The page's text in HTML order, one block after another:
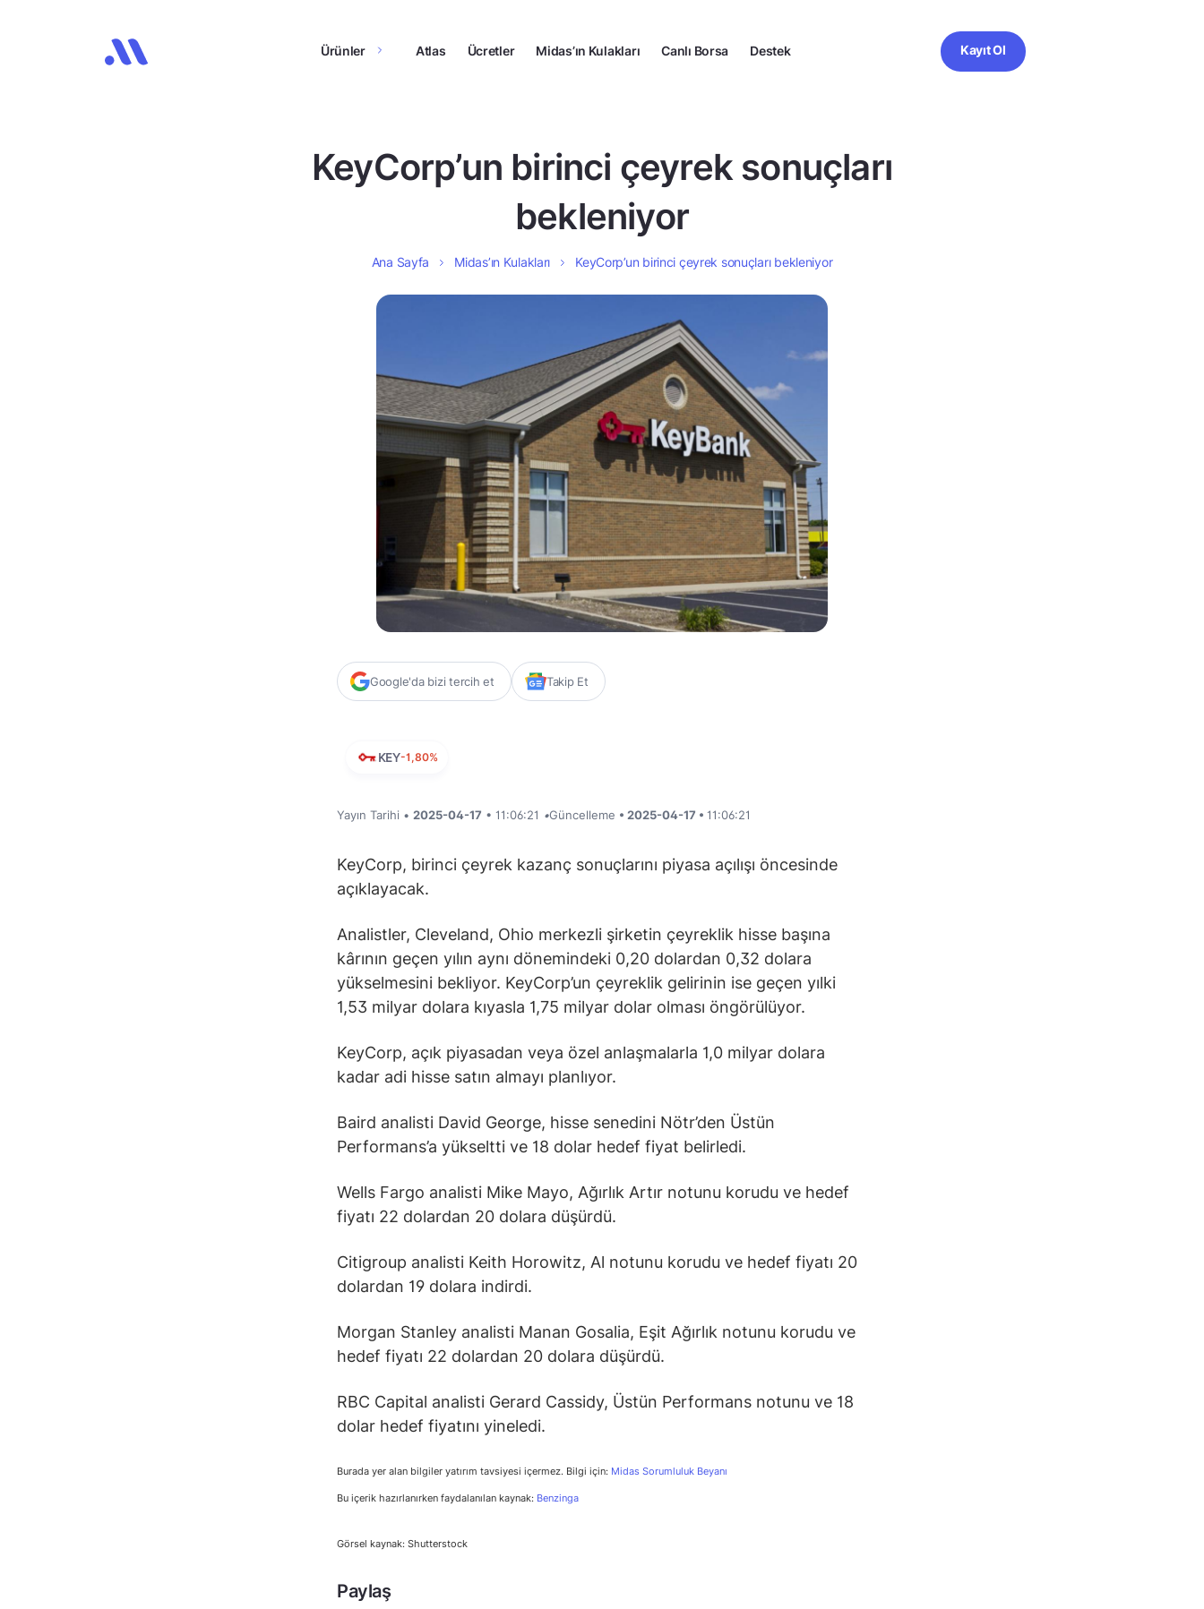
Ürünler Atlas Ücretler Midas’ın Kulakları Canlı Borsa Destek Kayıt Ol
KeyCorp’un birinci çeyrek sonuçları
bekleniyor
Ana Sayfa Midas’ın Kulakları KeyCorp’un birinci çeyrek sonuçları bekleniyor
Google'da bizi tercih et Takip Et
KEY-1,80%
Yayın Tarihi • 2025-04-17 • 11:06:21 •Güncelleme • 2025-04-17 • 11:06:21
KeyCorp, birinci çeyrek kazanç sonuçlarını piyasa açılışı öncesinde
açıklayacak.
Analistler, Cleveland, Ohio merkezli şirketin çeyreklik hisse başına
kârının geçen yılın aynı dönemindeki 0,20 dolardan 0,32 dolara
yükselmesini bekliyor. KeyCorp’un çeyreklik gelirinin ise geçen yılki
1,53 milyar dolara kıyasla 1,75 milyar dolar olması öngörülüyor.
KeyCorp, açık piyasadan veya özel anlaşmalarla 1,0 milyar dolara
kadar adi hisse satın almayı planlıyor.
Baird analisti David George, hisse senedini Nötr’den Üstün
Performans’a yükseltti ve 18 dolar hedef fiyat belirledi.
Wells Fargo analisti Mike Mayo, Ağırlık Artır notunu korudu ve hedef
fiyatı 22 dolardan 20 dolara düşürdü.
Citigroup analisti Keith Horowitz, Al notunu korudu ve hedef fiyatı 20
dolardan 19 dolara indirdi.
Morgan Stanley analisti Manan Gosalia, Eşit Ağırlık notunu korudu ve
hedef fiyatı 22 dolardan 20 dolara düşürdü.
RBC Capital analisti Gerard Cassidy, Üstün Performans notunu ve 18
dolar hedef fiyatını yineledi.
Burada yer alan bilgiler yatırım tavsiyesi içermez. Bilgi için: Midas Sorumluluk Beyanı
Bu içerik hazırlanırken faydalanılan kaynak: Benzinga
Görsel kaynak: Shutterstock
Paylaş